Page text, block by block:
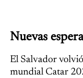
Nuevas
El Salvador
mundial Catar